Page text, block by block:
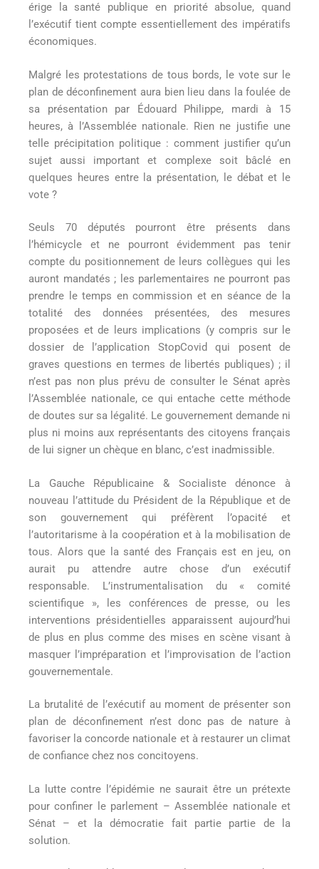
érige la santé publique en priorité absolue, quand
l’exécutif tient compte essentiellement des impératifs
économiques.
Malgré les protestations de tous bords, le vote sur le
plan de déconfinement aura bien lieu dans la foulée de
sa présentation par Édouard Philippe, mardi à 15
heures, à l’Assemblée nationale. Rien ne justifie une
telle précipitation politique : comment justifier qu’un
sujet aussi important et complexe soit bâclé en
quelques heures entre la présentation, le débat et le
vote ?
Seuls 70 députés pourront être présents dans
l’hémicycle et ne pourront évidemment pas tenir
compte du positionnement de leurs collègues qui les
auront mandatés ; les parlementaires ne pourront pas
prendre le temps en commission et en séance de la
totalité des données présentées, des mesures
proposées et de leurs implications (y compris sur le
dossier de l’application StopCovid qui posent de
graves questions en termes de libertés publiques) ; il
n’est pas non plus prévu de consulter le Sénat après
l’Assemblée nationale, ce qui entache cette méthode
de doutes sur sa légalité. Le gouvernement demande ni
plus ni moins aux représentants des citoyens français
de lui signer un chèque en blanc, c’est inadmissible.
La Gauche Républicaine & Socialiste dénonce à
nouveau l’attitude du Président de la République et de
son gouvernement qui préfèrent l’opacité et
l’autoritarisme à la coopération et à la mobilisation de
tous. Alors que la santé des Français est en jeu, on
aurait pu attendre autre chose d’un exécutif
responsable. L’instrumentalisation du « comité
scientifique », les conférences de presse, ou les
interventions présidentielles apparaissent aujourd’hui
de plus en plus comme des mises en scène visant à
masquer l’impréparation et l’improvisation de l’action
gouvernementale.
La brutalité de l’exécutif au moment de présenter son
plan de déconfinement n’est donc pas de nature à
favoriser la concorde nationale et à restaurer un climat
de confiance chez nos concitoyens.
La lutte contre l’épidémie ne saurait être un prétexte
pour confiner le parlement – Assemblée nationale et
Sénat – et la démocratie fait partie partie de la
solution.